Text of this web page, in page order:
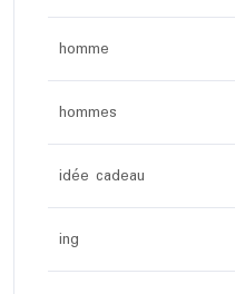
homme
hommes
idée cadeau
ing